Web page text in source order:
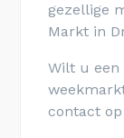
gezellige
Markt in
Wilt u een
contact op